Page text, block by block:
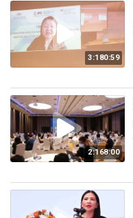
3:180:59
2:168:00